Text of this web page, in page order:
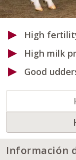
High
High milk
Good
Información